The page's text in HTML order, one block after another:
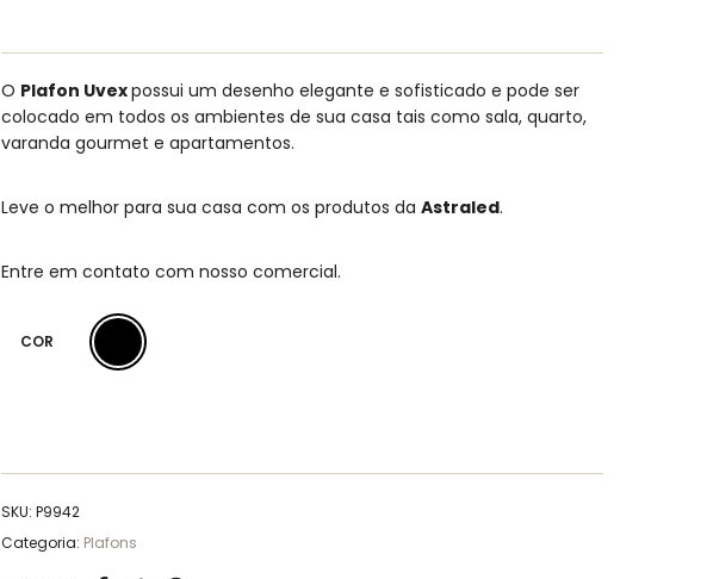
O Plafon Uvexpossui um desenho elegante e sofisticado e pode ser
colocado em todos os ambientes de sua casa tais como sala, quarto,
varanda gourmet e apartamentos.
Leve o melhor para sua casa com os produtos da Astraled.
Entre em contato com nosso comercial.
COR
SKU: P9942
Categoria: Plafons